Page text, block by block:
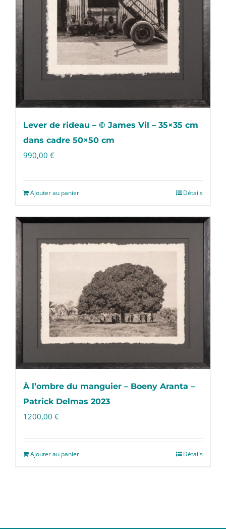
Lever de rideau – © James Vil – 35×35 cm
dans cadre 50×50 cm
990,00 €
Ajouter au panier Détails
À l’ombre du manguier – Boeny Aranta –
Patrick Delmas 2023
1200,00 €
Ajouter au panier Détails